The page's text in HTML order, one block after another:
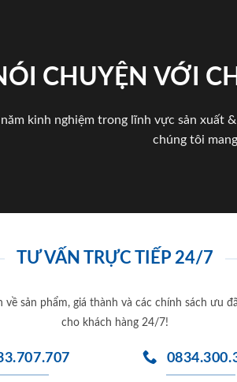
CHUYỆN VỚI
kinh nghiệm trong lĩnh vực sản xuất
chúng tôi
TƯ VẤN TRỰC TIẾP 24/7
sản phẩm, giá thành và các chính sách ưu
cho khách hàng 24/7!